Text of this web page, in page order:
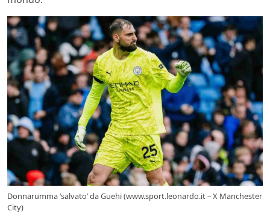
Donnarumma ‘salvato’ da Guehi (www.sport.leonardo.it – X Manchester
City)